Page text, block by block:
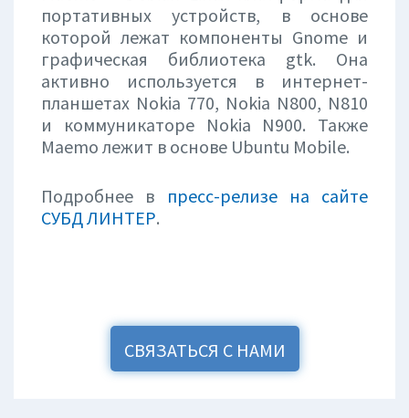
портативных устройств, в основе
которой лежат компоненты Gnome и
графическая библиотека gtk. Она
активно используется в интернет-
планшетах Nokia 770, Nokia N800, N810
и коммуникаторе Nokia N900. Также
Maemo лежит в основе Ubuntu Mobile.
Подробнее в пресс-релизе на сайте
СУБД ЛИНТЕР.
СВЯЗАТЬСЯ С НАМИ